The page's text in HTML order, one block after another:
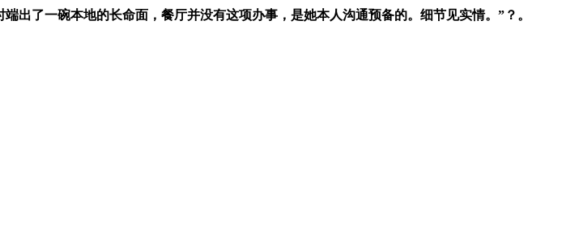
了一碗本地的长命面，餐厅并没有这项办事，是她本人沟通预备的。细节见实情。”？。